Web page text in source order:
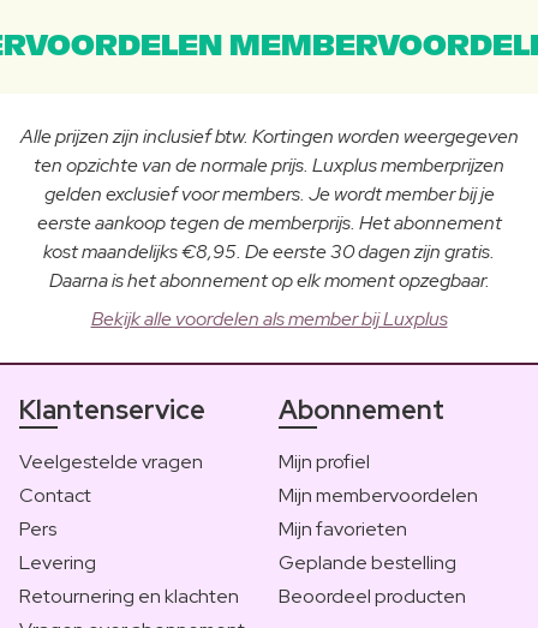
Alle prijzen zijn inclusief btw. Kortingen worden weergegeven
ten opzichte van de normale prijs. Luxplus memberprijzen
gelden exclusief voor members. Je wordt member bij je
eerste aankoop tegen de memberprijs. Het abonnement
kost maandelijks €8,95. De eerste 30 dagen zijn gratis.
Daarna is het abonnement op elk moment opzegbaar.
Bekijk alle voordelen als member bij Luxplus
Klantenservice
Veelgestelde vragen
Contact
Pers
Levering
Retournering en klachten
Abonnement
Mijn profiel
Mijn membervoordelen
Mijn favorieten
Geplande bestelling
Beoordeel producten